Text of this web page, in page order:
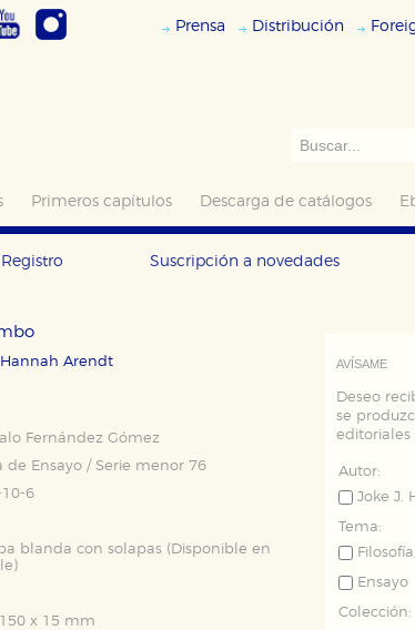
Prensa Distribución
Primeros capítulos Descarga de catálogos
Registro Suscripción a novedades
Hannah Arendt
Fernández Gómez
de Ensayo / Serie menor 76
6
blanda con solapas (Disponible en
)
x 15 mm
AVÍSAME
Deseo
se
editoriales
Autor:
Joke J.
Tema:
Ensayo
Colección: